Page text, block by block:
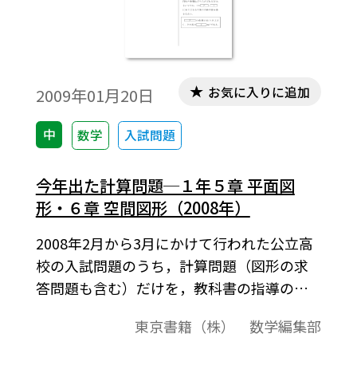
2009年01月20日
中 数学 入試問題
お気に入りに追加
今年出た計算問題─１年５章 平面図
形・６章 空間図形（2008年）
2008年2月から3月にかけて行われた公立高
校の入試問題のうち，計算問題（図形の求
答問題も含む）だけを，教科書の指導の順
べての問題を掲載するようにしています
東京書籍（株） 数学編集部